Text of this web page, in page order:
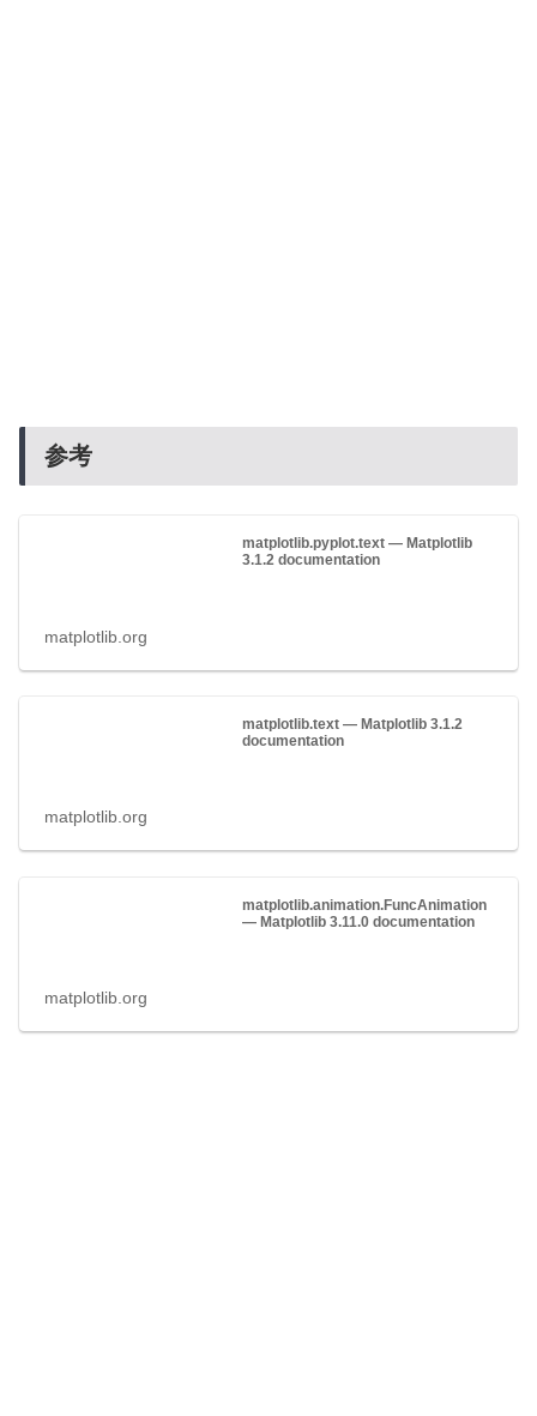
参考
matplotlib.pyplot.text — Matplotlib
3.1.2 documentation
matplotlib.org
matplotlib.text — Matplotlib 3.1.2
documentation
matplotlib.org
matplotlib.animation.FuncAnimation
— Matplotlib 3.11.0 documentation
matplotlib.org